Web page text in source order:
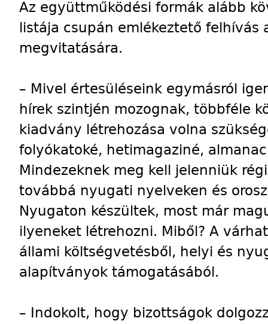
Az együttműködési formák alább
listája csupán emlékeztető felhívás
megvitatására.
– Mivel értesüléseink egymásról
hírek szintjén mozognak, többféle
kiadvány létrehozása volna
folyókatoké, hetimagaziné,
Mindezeknek meg kell jelenniük
továbbá nyugati nyelveken és
Nyugaton készültek, most már
ilyeneket létrehozni. Miből? A
állami költségvetésből, helyi és
alapítványok támogatásából.
– Indokolt, hogy bizottságok